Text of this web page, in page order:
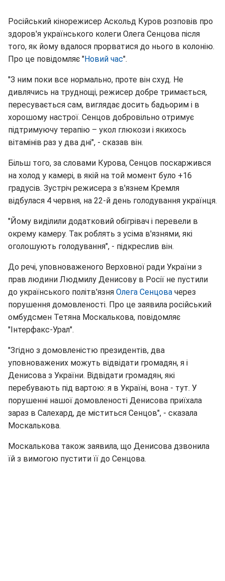
Російський кінорежисер Аскольд Куров розповів про
здоров'я українського колеги Олега Сенцова після
того, як йому вдалося прорватися до нього в колонію.
Про це повідомляє "Новий час".
"З ним поки все нормально, проте він схуд. Не
дивлячись на труднощі, режисер добре тримається,
пересувається сам, виглядає досить бадьорим і в
хорошому настрої. Сенцов добровільно отримує
підтримуючу терапію – укол глюкози і якихось
вітамінів раз у два дні", - сказав він.
Більш того, за словами Курова, Сенцов поскаржився
на холод у камері, в якій на той момент було +16
градусів. Зустріч режисера з в'язнем Кремля
відбулася 4 червня, на 22-й день голодування українця.
"Йому виділили додатковий обігрівач і перевели в
окрему камеру. Так роблять з усіма в'язнями, які
оголошують голодування", - підкреслив він.
До речі, уповноваженого Верховної ради України з
прав людини Людмилу Денисову в Росії не пустили
до українського політв'язня Олега Сенцова через
порушення домовленості. Про це заявила російський
омбудсмен Тетяна Москалькова, повідомляє
"Інтерфакс-Урал".
"Згідно з домовленістю президентів, два
уповноважених можуть відвідати громадян, я і
Денисова з України. Відвідати громадян, які
перебувають під вартою: я в Україні, вона - тут. У
порушенні нашої домовленості Денисова приїхала
зараз в Салехард, де міститься Сенцов", - сказала
Москалькова.
Москалькова також заявила, що Денисова дзвонила
їй з вимогою пустити її до Сенцова.